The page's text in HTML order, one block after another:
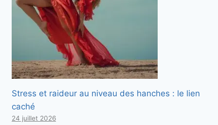
Stress et raideur au niveau des hanches : le lien
caché
24 juillet 2026